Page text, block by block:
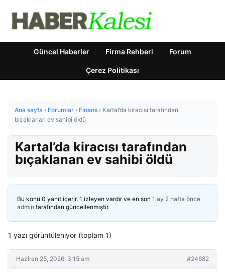
Güncel Haberler Firma Rehberi Forum
Çerez Politikası
Ana sayfa › Forumlar › Finans › Kartal’da kiracısı tarafından
bıçaklanan ev sahibi öldü
Kartal’da kiracısı tarafından
bıçaklanan ev sahibi öldü
Bu konu 0 yanıt içerir, 1 izleyen vardır ve en son 1 ay 2 hafta önce
admin tarafından güncellenmiştir.
1 yazı görüntüleniyor (toplam 1)
Haziran 25, 2026: 3:15 am #24682